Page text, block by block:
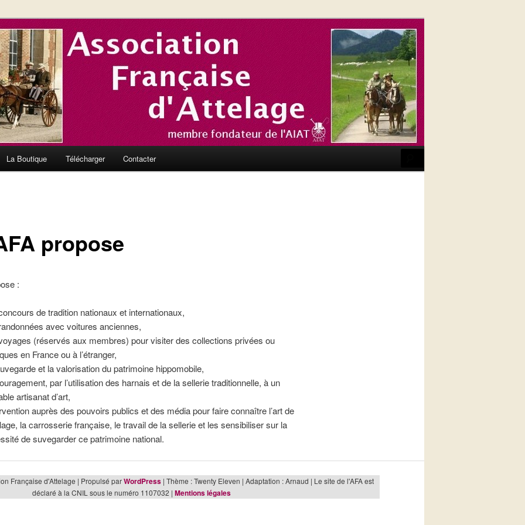
l'Association Française
et en Europe
La Boutique Télécharger Contacter
propose
:
de tradition nationaux et internationaux,
avec voitures anciennes,
(réservés aux membres) pour visiter des collections privées ou
en France ou à l’étranger,
et la valorisation du patrimoine hippomobile,
par l’utilisation des harnais et de la sellerie traditionnelle, à un
artisanat d’art,
auprès des pouvoirs publics et des média pour faire connaître l’art de
la carrosserie française, le travail de la sellerie et les sensibiliser sur la
de suvegarder ce patrimoine national.
Française d'Attelage | Propulsé parWordPress | Thème : Twenty Eleven | Adaptation : Arnaud | Le site de l'AFA est
déclaré à la CNIL sous le numéro 1107032 | Mentions légales